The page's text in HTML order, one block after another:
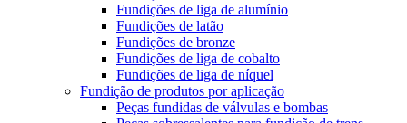
Fundições de liga de alumínio
Fundições de latão
Fundições de bronze
Fundições de liga de cobalto
Fundições de liga de níquel
Fundição de produtos por aplicação
Peças fundidas de válvulas e bombas